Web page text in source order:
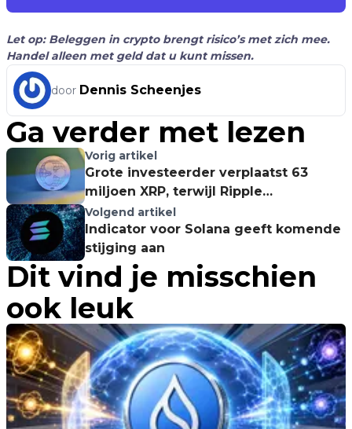
Let op: Beleggen in crypto brengt risico’s met zich mee.
Handel alleen met geld dat u kunt missen.
door Dennis Scheenjes
Ga verder met lezen
Vorig artikel
Grote investeerder verplaatst 63
miljoen XRP, terwijl Ripple
vooruitgang boekt in rechtszaak
Volgend artikel
Indicator voor Solana geeft komende
stijging aan
Dit vind je misschien
ook leuk